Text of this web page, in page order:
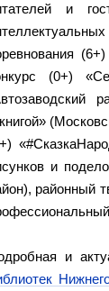
и
(0+)
и
районный
и